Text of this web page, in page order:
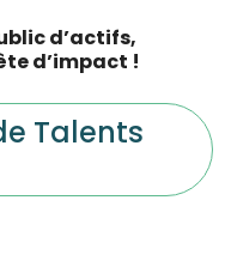
d’actifs,
d’impact !
Talents